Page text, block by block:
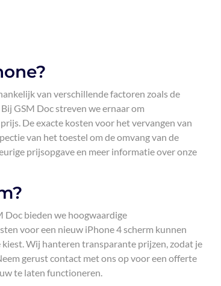
van verschillende factoren zoals de
GSM Doc streven we ernaar om
De exacte kosten voor het vervangen van
van het toestel om de omvang van de
prijsopgave en meer informatie over onze
Doc bieden we hoogwaardige
voor een nieuw iPhone 4 scherm kunnen
Wij hanteren transparante prijzen, zodat je
gerust contact met ons op voor een offerte
te laten functioneren.